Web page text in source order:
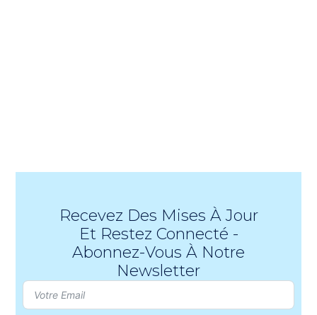
Recevez Des Mises À Jour
Et Restez Connecté -
Abonnez-Vous À Notre
Newsletter